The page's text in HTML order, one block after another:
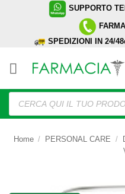
SUPPORTO
SPEDIZIONI IN 24/
Ricerca
prodotti
Home / PERSONAL CARE /